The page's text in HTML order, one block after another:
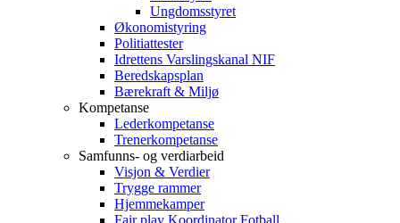
Ungdomsstyret
Økonomistyring
Politiattester
Idrettens Varslingskanal NIF
Beredskapsplan
Bærekraft & Miljø
Kompetanse
Lederkompetanse
Trenerkompetanse
Samfunns- og verdiarbeid
Visjon & Verdier
Trygge rammer
Hjemmekamper
Fair play Koordinator Fotball